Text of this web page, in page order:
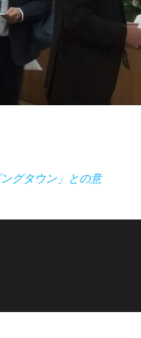
グタウン」との意